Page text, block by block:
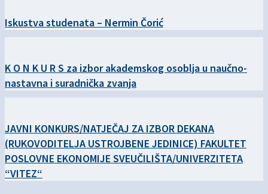
Iskustva studenata – Nermin Čorić
K O N K U R S za izbor akademskog osoblja u naučno-
nastavna i suradnička zvanja
JAVNI KONKURS/NATJEČAJ ZA IZBOR DEKANA
(RUKOVODITELJA USTROJBENE JEDINICE) FAKULTET
POSLOVNE EKONOMIJE SVEUČILIŠTA/UNIVERZITETA
“VITEZ“